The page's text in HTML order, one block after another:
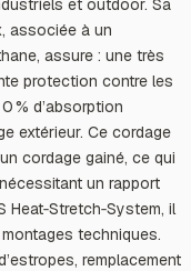
associée à un
assure : une très
protection contre les
% d’absorption
extérieur. Ce cordage
cordage gainé, ce qui
un rapport
Heat‑Stretch‑System, il
techniques.
remplacement